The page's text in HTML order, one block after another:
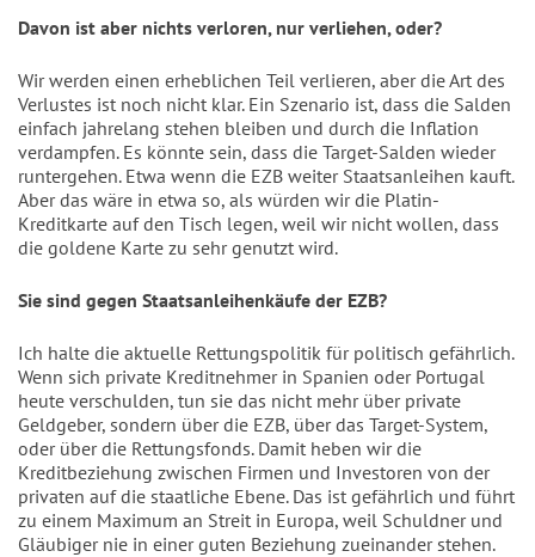
Davon ist aber nichts verloren, nur verliehen, oder?
Wir werden einen erheblichen Teil verlieren, aber die Art des
Verlustes ist noch nicht klar. Ein Szenario ist, dass die Salden
einfach jahrelang stehen bleiben und durch die Inflation
verdampfen. Es könnte sein, dass die Target-Salden wieder
runtergehen. Etwa wenn die EZB weiter Staatsanleihen kauft.
Aber das wäre in etwa so, als würden wir die Platin-
Kreditkarte auf den Tisch legen, weil wir nicht wollen, dass
die goldene Karte zu sehr genutzt wird.
Sie sind gegen Staatsanleihenkäufe der EZB?
Ich halte die aktuelle Rettungspolitik für politisch gefährlich.
Wenn sich private Kreditnehmer in Spanien oder Portugal
heute verschulden, tun sie das nicht mehr über private
Geldgeber, sondern über die EZB, über das Target-System,
oder über die Rettungsfonds. Damit heben wir die
Kreditbeziehung zwischen Firmen und Investoren von der
privaten auf die staatliche Ebene. Das ist gefährlich und führt
zu einem Maximum an Streit in Europa, weil Schuldner und
Gläubiger nie in einer guten Beziehung zueinander stehen.